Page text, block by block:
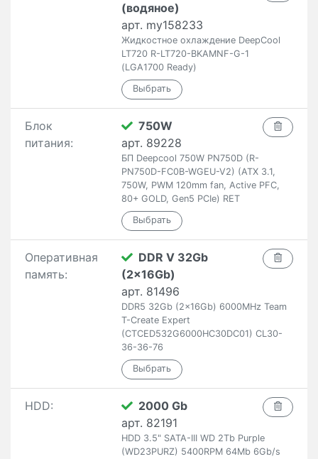
(водяное)
арт. my158233
Жидкостное охлаждение DeepCool
LT720 R-LT720-BKAMNF-G-1
(LGA1700 Ready)
Блок
питания:
750W
арт. 89228
БП Deepcool 750W PN750D (R-
PN750D-FC0B-WGEU-V2) (ATX 3.1,
750W, PWM 120mm fan, Active PFC,
80+ GOLD, Gen5 PCIe) RET
Оперативная
память:
DDR V 32Gb
(2x16Gb)
арт. 81496
DDR5 32Gb (2x16Gb) 6000MHz Team
T-Create Expert
(CTCED532G6000HC30DC01) CL30-
36-36-76
HDD:
2000 Gb
арт. 82191
HDD 3.5" SATA-III WD 2Tb Purple
(WD23PURZ) 5400RPM 64Mb 6Gb/s